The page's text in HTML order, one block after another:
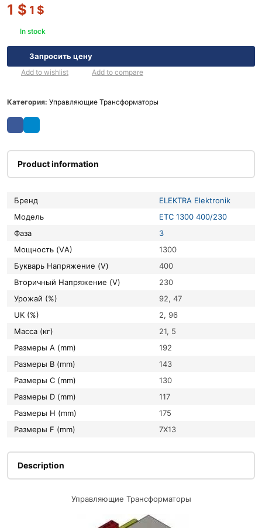
1 $ 1 $
In stock
Запросить цену
Add to wishlist Add to compare
Категория: Управляющие Трансформаторы
Product information
Бренд
ELEKTRA Elektronik
Модель
ETC 1300 400/230
Фаза
3
Мощность (VА)
1300
букварь Напряжение (V)
400
вторичный Напряжение (V)
230
Урожай (%)
92, 47
UK (%)
2, 96
Масса (кг)
21, 5
Размеры A (mm)
192
Размеры B (mm)
143
Размеры C (mm)
130
Размеры D (mm)
117
Размеры H (mm)
175
Размеры F (mm)
7X13
Description
Управляющие Трансформаторы